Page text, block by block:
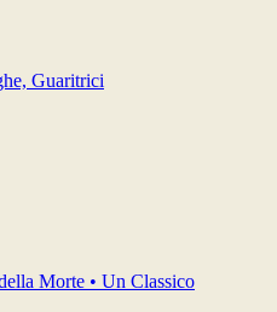
Guaritrici
Morte • Un Classico